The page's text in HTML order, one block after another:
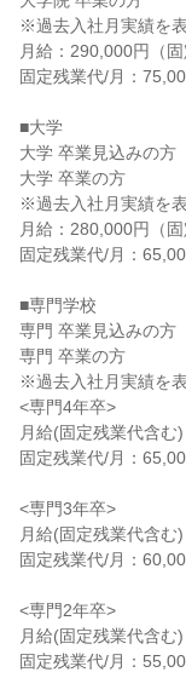
※過去入社月実績を
月給：290,000円（固
固定残業代/月：
■大学
大学 卒業見込みの方
大学 卒業の方
※過去入社月実績を
月給：280,000円（固
固定残業代/月：
■専門学校
専門 卒業見込みの方
専門 卒業の方
※過去入社月実績を
<専門4年卒>
月給(固定残業代含む
固定残業代/月：
<専門3年卒>
月給(固定残業代含む
固定残業代/月：
<専門2年卒>
月給(固定残業代含む
固定残業代/月：